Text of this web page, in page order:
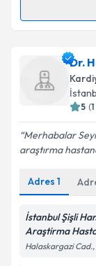
Metni
Uzm. Dr.
oluşturun.
takvim
Metni
Dr.
5 (1
Merhabalar
araştırma
Adres 1
İstanbul Şişli
Araştirma
Halaskargazi